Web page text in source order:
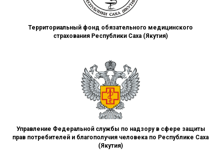
Территориальный фонд обязательного медицинского
страхования Республики Саха (Якутия)
Управление Федеральной службы по надзору в сфере защиты
прав потребителей и благополучия человека по Республике Саха
(Якутия)